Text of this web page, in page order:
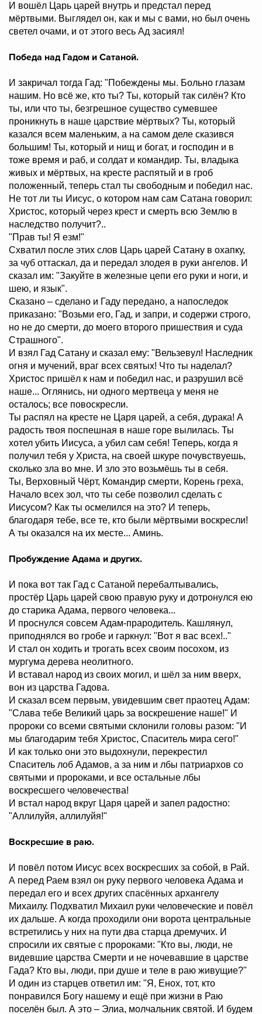
И вошёл Царь царей внутрь и предстал перед
мёртвыми. Выглядел он, как и мы с вами, но был очень
светел очами, и от этого весь Ад засиял!
Победа над Гадом и Сатаной.
И закричал тогда Гад: "Побеждены мы. Больно глазам
нашим. Но всё же, кто ты? Ты, который так силён? Кто
ты, или что ты, безгрешное существо сумевшее
проникнуть в наше царствие мёртвых? Ты, который
казался всем маленьким, а на самом деле сказився
большим! Ты, который и нищ и богат, и господин и в
тоже время и раб, и солдат и командир. Ты, владыка
живых и мёртвых, на кресте распятый и в гроб
положенный, теперь стал ты свободным и победил нас.
Не тот ли ты Иисус, о котором нам сам Сатана говорил:
Христос, который через крест и смерть всю Землю в
наследство получит?..
"Прав ты! Я езм!"
Схватил после этих слов Царь царей Сатану в охапку,
за чуб оттаскал, да и передал злодея в руки ангелов. И
сказал им: "Закуйте в железные цепи его руки и ноги, и
шею, и язык".
Сказано – сделано и Гаду передано, а напоследок
приказано: "Возьми его, Гад, и запри, и содержи строго,
но не до смерти, до моего второго пришествия и суда
Страшного".
И взял Гад Сатану и сказал ему: "Вельзевул! Наследник
огня и мучений, враг всех святых! Что ты наделал?
Христос пришёл к нам и победил нас, и разрушил всё
наше... Оглянись, ни одного мертвеца у меня не
осталось; все повоскресли.
Ты распял на кресте не Царя царей, а себя, дурака! А
радость твоя поспешная в наше горе вылилась. Ты
хотел убить Иисуса, а убил сам себя! Теперь, когда я
получил тебя у Христа, на своей шкуре почувствуешь,
сколько зла во мне. И зло это возьмёшь ты в себя.
Ты, Верховный Чёрт, Командир смерти, Корень греха,
Начало всех зол, что ты себе позволил сделать с
Иисусом? Как ты осмелился на это? И теперь,
благодаря тебе, все те, кто были мёртвыми воскресли!
А ты оказался на их месте... Аминь.
Пробуждение Адама и других.
И пока вот так Гад с Сатаной перебалтывались,
простёр Царь царей свою правую руку и дотронулся ею
до старика Адама, первого человека...
И проснулся совсем Адам-прародитель. Кашлянул,
приподнялся во гробе и гаркнул: "Вот я вас всех!.."
И стал он ходить и трогать всех своим посохом, из
мургума дерева неолитного.
И вставал народ из своих могил, и шёл за ним вверх,
вон из царства Гадова.
И сказал всем первым, увидевшим свет праотец Адам:
"Слава тебе Великий царь за воскрешение наше!" И
пророки со всеми святыми склонили головы разом: "И
мы благодарим тебя Христос, Спаситель мира сего!"
И как только они это выдохнули, перекрестил
Спаситель лоб Адамов, а за ним и лбы патриархов со
святыми и пророками, и все остальные лбы
воскресшего человечества!
И встал народ вкруг Царя царей и запел радостно:
"Аллилуйя, аллилуйя!"
Воскресшие в раю.
И повёл потом Иисус всех воскресших за собой, в Рай.
А перед Раем взял он руку первого человека Адама и
передал его и всех других спасённых архангелу
Михаилу. Подхватил Михаил руки человеческие и повёл
их дальше. А когда проходили они ворота центральные
встретились у них на пути два старца дремучих. И
спросили их святые с пророками: "Кто вы, люди, не
видевшие царства Смерти и не ночевавшие в царстве
Гада? Кто вы, люди, при душе и теле в раю живущие?"
И один из старцев ответил им: "Я, Енох, тот, кто
понравился Богу нашему и ещё при жизни в Раю
поселён был. А это – Элиа, молчальник святой. И будем